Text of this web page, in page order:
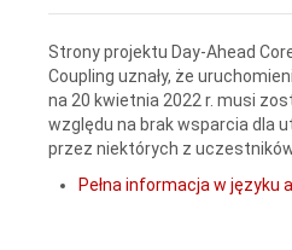
Strony projektu Day-Ahead
Coupling uznały, że
na 20 kwietnia 2022 r. musi
względu na brak wsparcia dla
przez niektórych z
Pełna informacja w języku